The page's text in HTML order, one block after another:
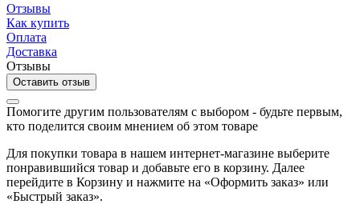
Отзывы
Как купить
Оплата
Доставка
Отзывы
Оставить отзыв
Помогите другим пользователям с выбором - будьте первым,
кто поделится своим мнением об этом товаре
Для покупки товара в нашем интернет-магазине выберите
понравившийся товар и добавьте его в корзину. Далее
перейдите в Корзину и нажмите на «Оформить заказ» или
«Быстрый заказ».